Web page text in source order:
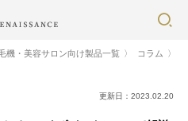
機・美容サロン向け製品一覧 コラム
更新日：2023.02.20